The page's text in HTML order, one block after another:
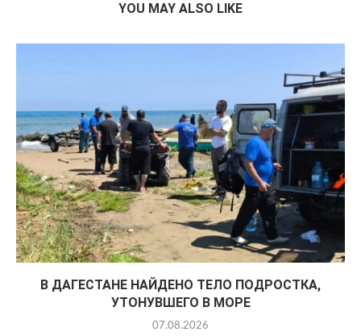
YOU MAY ALSO LIKE
В ДАГЕСТАНЕ НАЙДЕНО ТЕЛО ПОДРОСТКА,
УТОНУВШЕГО В МОРЕ
07.08.2026